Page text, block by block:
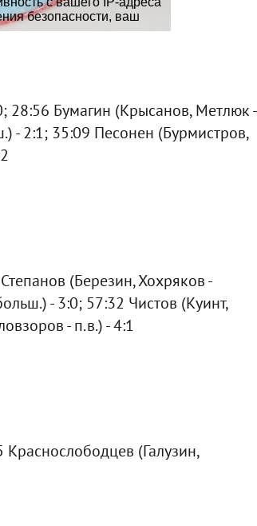
28:56 Бумагин (Крысанов, Метлюк -
- 2:1; 35:09 Песонен (Бурмистров,
(Березин, Хохряков -
- 3:0; 57:32 Чистов (Куинт,
- п.в.) - 4:1
(Галузин,